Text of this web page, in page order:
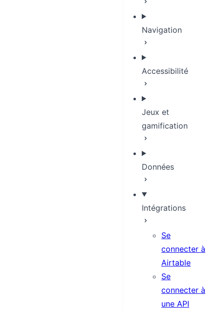
Navigation
Accessibilité
Jeux et
gamification
Données
Intégrations
Se
connecter à
Airtable
Se
connecter à
une API